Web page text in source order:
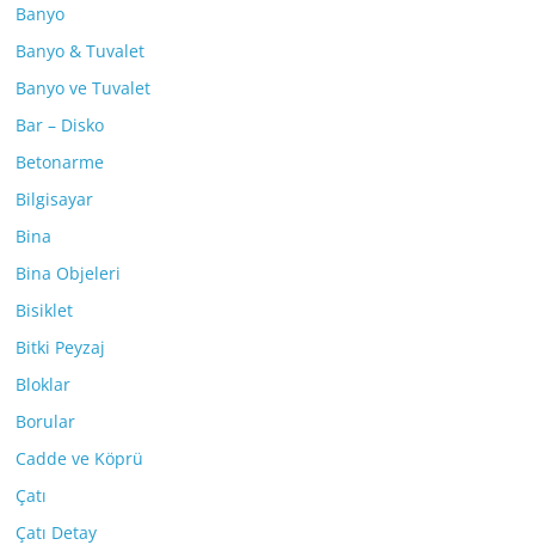
Banyo
Banyo & Tuvalet
Banyo ve Tuvalet
Bar – Disko
Betonarme
Bilgisayar
Bina
Bina Objeleri
Bisiklet
Bitki Peyzaj
Bloklar
Borular
Cadde ve Köprü
Çatı
Çatı Detay